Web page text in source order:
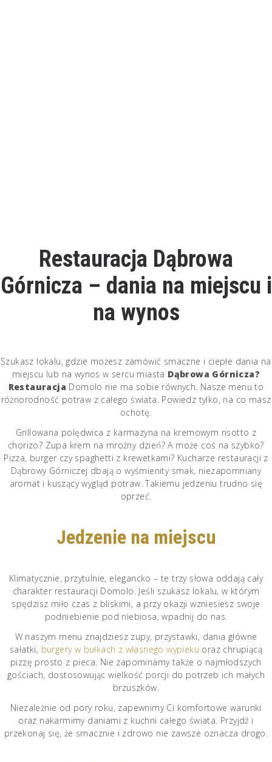
Restauracja Dąbrowa
Górnicza – dania na miejscu i
na wynos
Szukasz lokalu, gdzie możesz zamówić smaczne i ciepłe dania na
miejscu lub na wynos w sercu miasta Dąbrowa Górnicza?
Restauracja Domolo nie ma sobie równych. Nasze menu to
różnorodność potraw z całego świata. Powiedz tylko, na co masz
ochotę.
Grillowana polędwica z karmazyna na kremowym risotto z
chorizo? Zupa krem na mroźny dzień? A może coś na szybko?
Pizza, burger czy spaghetti z krewetkami? Kucharze restauracji z
Dąbrowy Górniczej dbają o wyśmienity smak, niezapomniany
aromat i kuszący wygląd potraw. Takiemu jedzeniu trudno się
oprzeć.
Jedzenie na miejscu
Klimatycznie, przytulnie, elegancko – te trzy słowa oddają cały
charakter restauracji Domolo. Jeśli szukasz lokalu, w którym
spędzisz miło czas z bliskimi, a przy okazji wzniesiesz swoje
podniebienie pod niebiosa, wpadnij do nas.
W naszym menu znajdziesz zupy, przystawki, dania główne
sałatki, burgery w bułkach z własnego wypieku oraz chrupiącą
pizzę prosto z pieca. Nie zapominamy także o najmłodszych
gościach, dostosowując wielkość porcji do potrzeb ich małych
brzuszków.
Niezależnie od pory roku, zapewnimy Ci komfortowe warunki
oraz nakarmimy daniami z kuchni całego świata. Przyjdź i
przekonaj się, że smacznie i zdrowo nie zawsze oznacza drogo.